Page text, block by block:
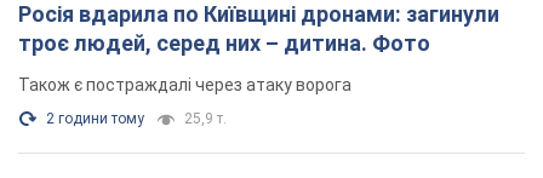
Росія вдарила по Київщині дронами: загинули
троє людей, серед них – дитина. Фото
Також є постраждалі через атаку ворога
2 години тому 25,9 т.